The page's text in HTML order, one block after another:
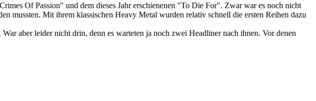
Of Passion" und dem dieses Jahr erschienenen "To Die For". Zwar war es noch nicht
mussten. Mit ihrem klassischen Heavy Metal wurden relativ schnell die ersten Reihen dazu
aber leider nicht drin, denn es warteten ja noch zwei Headliner nach ihnen. Vor denen